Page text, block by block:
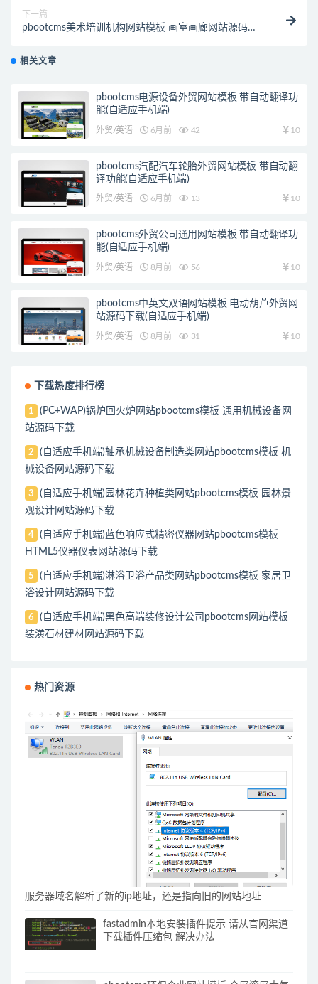
下一篇
pbootcms美术培训机构网站模板 画室画廊网站源码下
相关文章
pbootcms电源设备外贸网站模板 带自动翻译功
能(自适应手机端)
外贸/英语 6月前 42 10
pbootcms汽配汽车轮胎外贸网站模板 带自动翻
译功能(自适应手机端)
外贸/英语 6月前 13 10
pbootcms外贸公司通用网站模板 带自动翻译功
能(自适应手机端)
外贸/英语 8月前 56 10
pbootcms中英文双语网站模板 电动葫芦外贸网
站源码下载(自适应手机端)
外贸/英语 8月前 31 10
下载热度排行榜
1
(PC+WAP)锅炉回火炉网站pbootcms模板 通用机械设备网
站源码下载
2
(自适应手机端)轴承机械设备制造类网站pbootcms模板 机
械设备网站源码下载
3
(自适应手机端)园林花卉种植类网站pbootcms模板 园林景
观设计网站源码下载
4
(自适应手机端)蓝色响应式精密仪器网站pbootcms模板
HTML5仪器仪表网站源码下载
5
(自适应手机端)淋浴卫浴产品类网站pbootcms模板 家居卫
浴设计网站源码下载
6
(自适应手机端)黑色高端装修设计公司pbootcms网站模板
装潢石材建材网站源码下载
热门资源
服务器域名解析了新的ip地址，还是指向旧的网站地址
fastadmin本地安装插件提示 请从官网渠道
下载插件压缩包 解决办法